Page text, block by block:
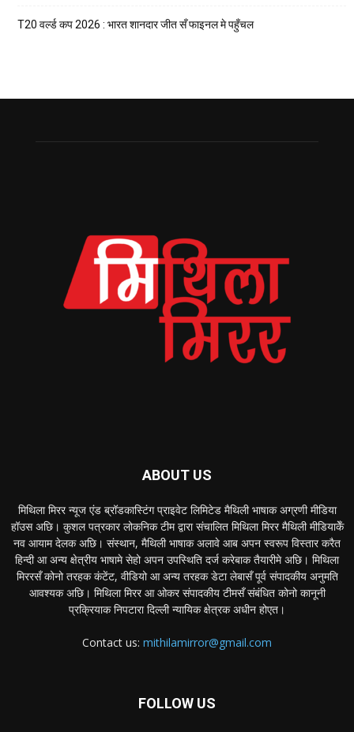
T20 वर्ल्ड कप 2026 : भारत शानदार जीत सँ फाइनल मे पहुँचल
ABOUT US
मिथिला मिरर न्यूज एंड ब्रॉडकास्टिंग प्राइवेट लिमिटेड मैथिली भाषाक अग्रणी मीडिया
हॉउस अछि। कुशल पत्रकार लोकनिक टीम द्वारा संचालित मिथिला मिरर मैथिली मीडियाकेँ
नव आयाम देलक अछि। संस्थान, मैथिली भाषाक अलावे आब अपन स्वरूप विस्तार करैत
हिन्दी आ अन्य क्षेत्रीय भाषामे सेहो अपन उपस्थिति दर्ज करेबाक तैयारीमे अछि। मिथिला
मिररसँ कोनो तरहक कंटेंट, वीडियो आ अन्य तरहक डेटा लेबासँ पूर्व संपादकीय अनुमति
आवश्यक अछि। मिथिला मिरर आ ओकर संपादकीय टीमसँ संबंधित कोनो कानूनी
प्रक्रियाक निपटारा दिल्ली न्यायिक क्षेत्रक अधीन होएत।
Contact us: mithilamirror@gmail.com
FOLLOW US